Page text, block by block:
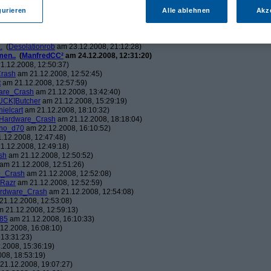
am 23.12.2008, 08:25:26)
(Desolationrob am 23.12.2008, 21:12:28)
(ManfredCC² am 24.12.2008, 12:31:20)
12:50:37)
am 21.12.2008, 12:52:45)
am 21.12.2008, 12:57:59)
am 21.12.2008, 13:42:40)
am 21.12.2008, 15:29:19)
am 21.12.2008, 18:10:32)
Hardware_Crash am 21.12.2008, 18:18:04)
am 22.12.2008, 16:10:52)
12:47:48)
12:49:18)
am 21.12.2008, 12:50:52)
am 21.12.2008, 12:51:26)
am 21.12.2008, 12:52:08)
am 21.12.2008, 12:52:59)
am 21.12.2008, 12:54:08)
12:53:08)
21.12.2008, 12:59:13)
am 21.12.2008, 16:10:33)
16:08:10)
15:36:19)
18:53:19)
19:07:27)
Alle ablehnen